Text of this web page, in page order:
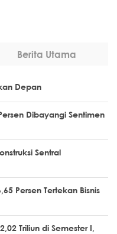
Berita Utama
Depan
Dibayangi Sentimen
Sentral
Persen Tertekan Bisnis
Triliun di Semester I,